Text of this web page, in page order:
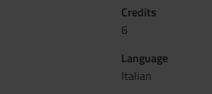
Credits
6
Language
Italian